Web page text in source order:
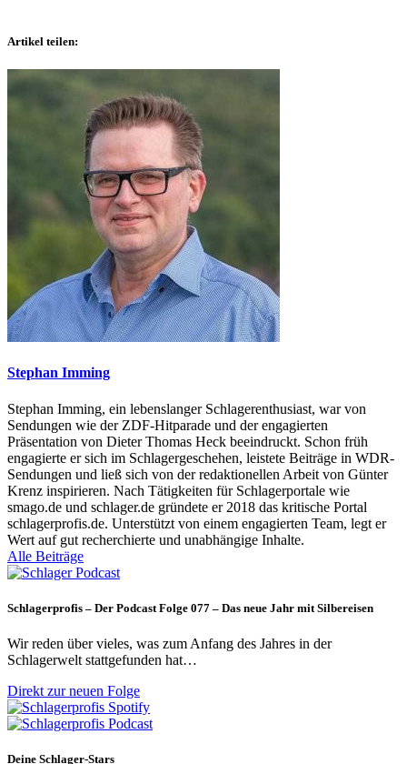
Artikel teilen:
Stephan Imming
Stephan Imming, ein lebenslanger Schlagerenthusiast, war von
Sendungen wie der ZDF-Hitparade und der engagierten
Präsentation von Dieter Thomas Heck beeindruckt. Schon früh
engagierte er sich im Schlagergeschehen, leistete Beiträge in WDR-
Sendungen und ließ sich von der redaktionellen Arbeit von Günter
Krenz inspirieren. Nach Tätigkeiten für Schlagerportale wie
smago.de und schlager.de gründete er 2018 das kritische Portal
schlagerprofis.de. Unterstützt von einem engagierten Team, legt er
Wert auf gut recherchierte und unabhängige Inhalte.
Alle Beiträge
Schlagerprofis – Der Podcast Folge 077 – Das neue Jahr mit Silbereisen
Wir reden über vieles, was zum Anfang des Jahres in der
Schlagerwelt stattgefunden hat…
Direkt zur neuen Folge
Deine Schlager-Stars